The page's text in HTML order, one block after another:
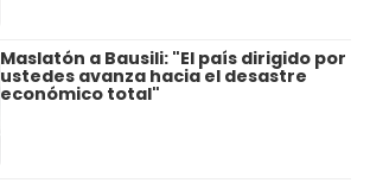
Maslatón a Bausili: "El país dirigido por
ustedes avanza hacia el desastre
económico total"